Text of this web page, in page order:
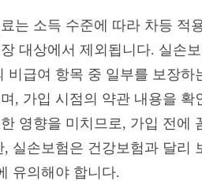
는 소득 수준에 따라 차등 적
대상에서 제외됩니다. 실손
급여 항목 중 일부를 보장하
, 가입 시점의 약관 내용을 확
영향을 미치므로, 가입 전에
실손보험은 건강보험과 달리
유의해야 합니다.